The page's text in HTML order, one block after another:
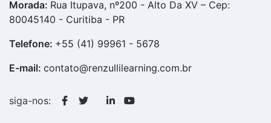
Morada: Rua Itupava, nº200 - Alto Da XV – Cep:
80045140 - Curitiba - PR
Telefone: +55 (41) 99961 - 5678
E-mail: contato@renzullilearning.com.br
siga-nos: